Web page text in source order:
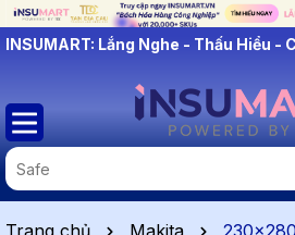
INSUMART: Lắng Nghe - Thấu Hiểu -